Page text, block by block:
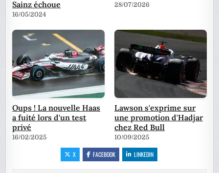
Sainz échoue
16/05/2024
28/07/2026
Oups ! La nouvelle Haas
a fuité lors d'un test
privé
16/02/2025
Lawson s'exprime sur
une promotion d'Hadjar
chez Red Bull
10/09/2025
X FACEBOOK LINKEDIN